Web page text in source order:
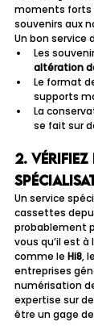
moments forts
souvenirs aux
Un bon service
Les
altération
Le format
supports
La
se fait sur
2. Vérifiez
Un service
cassettes
probablement
vous qu’il est à
comme le Hi8, le
entreprises
numérisation
expertise sur
être un gage